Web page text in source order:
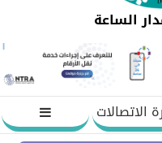
الساعة
الاتصالات